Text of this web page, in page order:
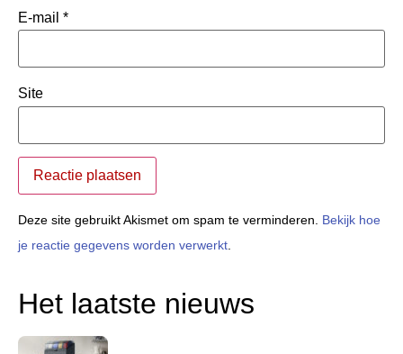
E-mail *
Site
Deze site gebruikt Akismet om spam te verminderen. Bekijk hoe
je reactie gegevens worden verwerkt.
Het laatste nieuws